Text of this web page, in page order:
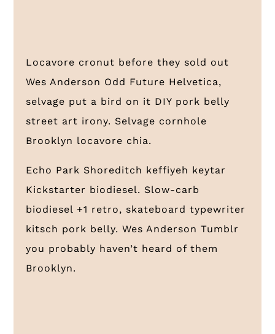
Locavore cronut before they sold out
Wes Anderson Odd Future Helvetica,
selvage put a bird on it DIY pork belly
street art irony. Selvage cornhole
Brooklyn locavore chia.
Echo Park Shoreditch keffiyeh keytar
Kickstarter biodiesel. Slow-carb
biodiesel +1 retro, skateboard typewriter
kitsch pork belly. Wes Anderson Tumblr
you probably haven’t heard of them
Brooklyn.